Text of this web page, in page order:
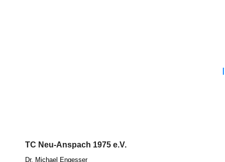
TC Neu-Anspach 1975 e.V.
Dr. Micha­el Eng­es­ser